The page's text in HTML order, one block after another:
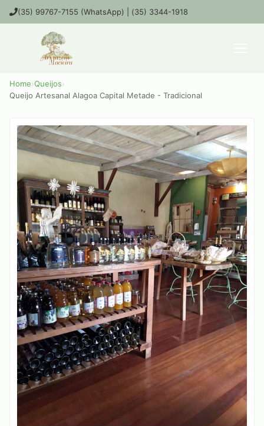
(35) 99767-7155 (WhatsApp) | (35) 3344-1918
Home›Queijos›
Queijo Artesanal Alagoa Capital Metade - Tradicional